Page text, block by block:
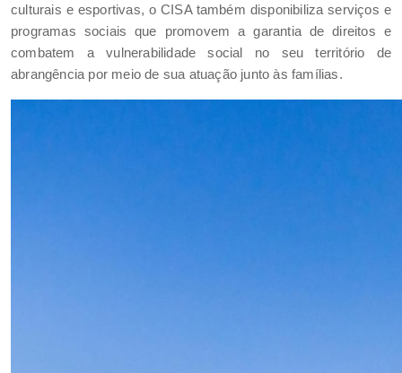
culturais e esportivas, o CISA também disponibiliza serviços e
programas sociais que promovem a garantia de direitos e
combatem a vulnerabilidade social no seu território de
abrangência por meio de sua atuação junto às famílias.